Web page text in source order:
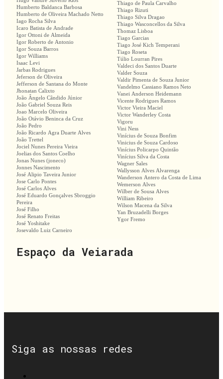
Humberto Baldanca Barbosa
Humberto de Oliveira Machado Netto
Iago Rocha Silva
Icaro Batista de Andrade
Igor Ottoni de Almeida
Igor Roberto de Antonio
Igor Souza Barros
Igor Williams
Isaac Levi
Jarbas Rodrigues
Jeferson de Oliveira
Jefferson de Santana do Monte
Jhonatan Calixto
João Ângelo Cândido Júnior
João Gabriel Souza Reis
Joao Marcelo Oliveira
João Otávio Beninca da Cruz
João Pedro
João Ricardo Agra Duarte Alves
João Trettel
Jociel Nunes Pereira Vieira
Joelias dos Santos Coelho
Jonas Nunes (joneco)
Jonnes Nascimento
José Alipio Taveira Junior
Jose Carlo Pontes
José Carlos Alves
José Eduardo Gonçalves Sbroggio
Pereira
José Filho
José Renato Freitas
José Yoshitake
Josevaldo Luiz Carneiro
Thiago de Paula Carvalho
Thiago Rizuti
Thiago Silva Dragao
Thiago Wasconcellos da Silva
Thomaz Lisboa
Tiago Garcias
Tiago José Kich Temperani
Tiago Roseta
Túlio Lourran Pires
Valdeci dos Santos Duarte
Valder Souza
Valdir Pimenta de Souza Junior
Vandelmo Cassiano Ramos Neto
Vanei Anderson Heidemann
Vicente Rodrigues Ramos
Victor Vieira Maciel
Victor Wanderley Costa
Vigoru
Vini Ness
Vinícius de Souza Bonfim
Vinicius de Souza Cardoso
Vinícius Policarpo Quintão
Vinícius Silva da Costa
Wagner Sales
Wallysson Alves Alvarenga
Wanderson Antero da Costa de Lima
Wemerson Alves
Wilber de Sousa Alves
William Ribeiro
Wilson Macena da Silva
Yan Bruzadelli Borges
Ygor Fremo
Espaço da Veiarada
Siga as nossas redes